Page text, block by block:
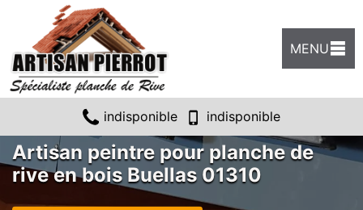
MENU
indisponible indisponible
Artisan peintre pour planche de
rive en bois Buellas 01310